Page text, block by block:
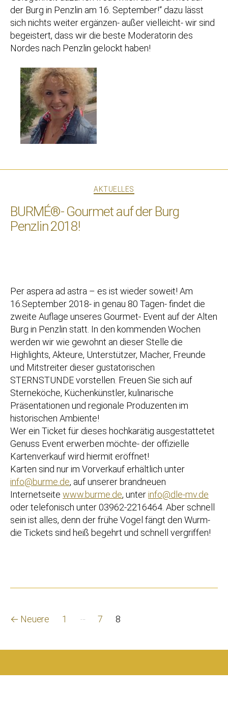
der Burg in Penzlin am 16. September!“ dazu lässt
sich nichts weiter ergänzen- außer vielleicht- wir sind
begeistert, dass wir die beste Moderatorin des
Nordes nach Penzlin gelockt haben!
Kategorien
AKTUELLES
BURMÉ®- Gourmet auf der Burg
Penzlin 2018!
Per aspera ad astra – es ist wieder soweit! Am
16.September 2018- in genau 80 Tagen- findet die
zweite Auflage unseres Gourmet- Event auf der Alten
Burg in Penzlin statt. In den kommenden Wochen
werden wir wie gewohnt an dieser Stelle die
Highlights, Akteure, Unterstützer, Macher, Freunde
und Mitstreiter dieser gustatorischen
STERNSTUNDE vorstellen. Freuen Sie sich auf
Sterneköche, Küchenkünstler, kulinarische
Präsentationen und regionale Produzenten im
historischen Ambiente!
Wer ein Ticket für dieses hochkarätig ausgestattetet
Genuss Event erwerben möchte- der offizielle
Kartenverkauf wird hiermit eröffnet!
Karten sind nur im Vorverkauf erhältlich unter
info@burme.de, auf unserer brandneuen
Internetseite www.burme.de, unterinfo@dle-mv.de
oder telefonisch unter 03962-2216464. Aber schnell
sein ist alles, denn der frühe Vogel fängt den Wurm-
die Tickets sind heiß begehrt und schnell vergriffen!
Beitragsnavigation
← Neuere 1 7 8